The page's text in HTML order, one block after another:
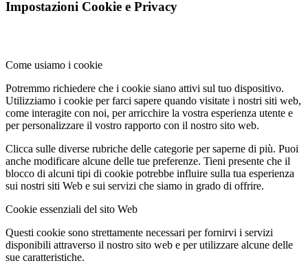
Impostazioni Cookie e Privacy
Come usiamo i cookie
Potremmo richiedere che i cookie siano attivi sul tuo dispositivo.
Utilizziamo i cookie per farci sapere quando visitate i nostri siti web,
come interagite con noi, per arricchire la vostra esperienza utente e
per personalizzare il vostro rapporto con il nostro sito web.
Clicca sulle diverse rubriche delle categorie per saperne di più. Puoi
anche modificare alcune delle tue preferenze. Tieni presente che il
blocco di alcuni tipi di cookie potrebbe influire sulla tua esperienza
sui nostri siti Web e sui servizi che siamo in grado di offrire.
Cookie essenziali del sito Web
Questi cookie sono strettamente necessari per fornirvi i servizi
disponibili attraverso il nostro sito web e per utilizzare alcune delle
sue caratteristiche.